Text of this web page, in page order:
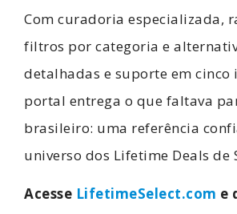
Com curadoria especializada,
filtros por categoria e
detalhadas e suporte em cinco
portal entrega o que faltava
brasileiro: uma referência
universo dos Lifetime Deals de
Acesse LifetimeSelect.com e